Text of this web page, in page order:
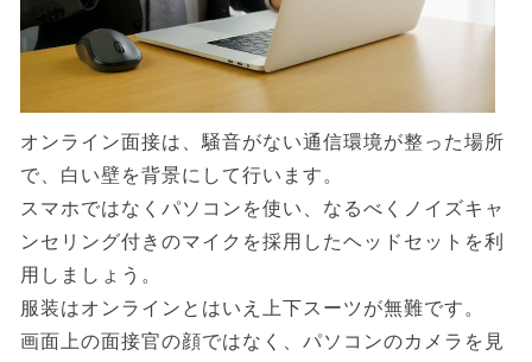
オンライン面接は、騒音がない通信環境が整った場所
で、白い壁を背景にして行います。
スマホではなくパソコンを使い、なるべくノイズキャ
ンセリング付きのマイクを採用したヘッドセットを利
用しましょう。
服装はオンラインとはいえ上下スーツが無難です。
画面上の面接官の顔ではなく、パソコンのカメラを見